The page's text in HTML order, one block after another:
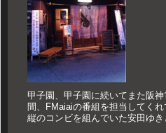
甲子園、甲子園に続いてまた阪
間、FMaiaiの番組を担当してくれ
縦のコンビを組んでいた安田ゆ